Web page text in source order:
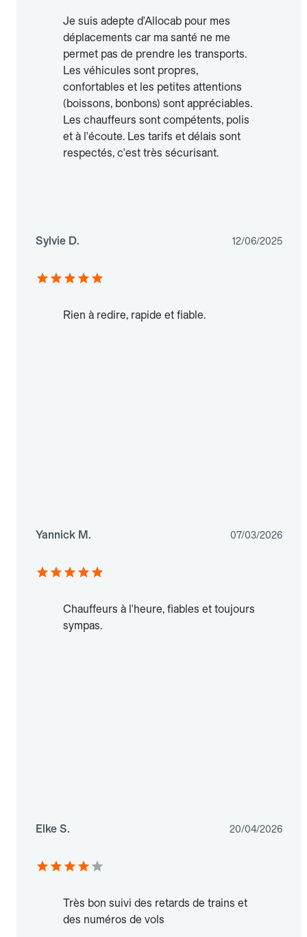
Je suis adepte d'Allocab pour mes
déplacements car ma santé ne me
permet pas de prendre les transports.
Les véhicules sont propres,
confortables et les petites attentions
(boissons, bonbons) sont appréciables.
Les chauffeurs sont compétents, polis
et à l'écoute. Les tarifs et délais sont
respectés, c'est très sécurisant.
Sylvie D. 12/06/2025
Rien à redire, rapide et fiable.
Yannick M. 07/03/2026
Chauffeurs à l'heure, fiables et toujours
sympas.
Elke S. 20/04/2026
Très bon suivi des retards de trains et
des numéros de vols